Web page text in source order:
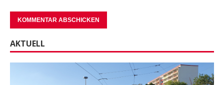
AKTUELL